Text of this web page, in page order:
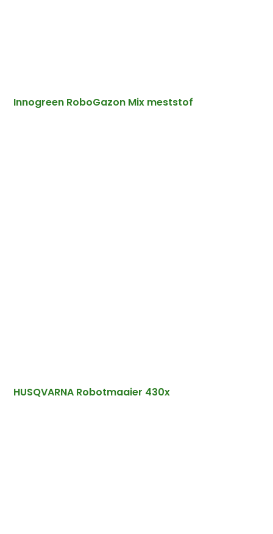
Innogreen RoboGazon Mix meststof
HUSQVARNA Robotmaaier 430x